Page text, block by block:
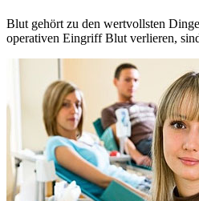
Blut gehört zu den wertvollsten
operativen Eingriff Blut verlieren,